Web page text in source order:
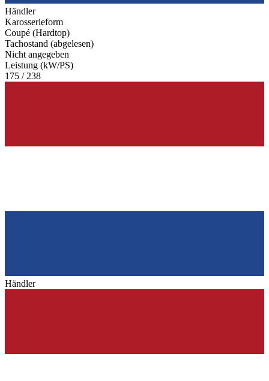
Händler
Karosserieform
Coupé (Hardtop)
Tachostand (abgelesen)
Nicht angegeben
Leistung (kW/PS)
175 / 238
Händler